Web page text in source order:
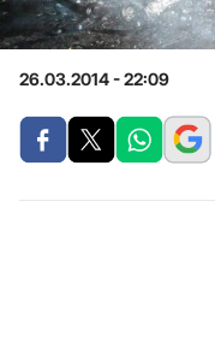
26.03.2014 - 22:09